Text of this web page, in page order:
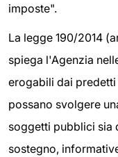
imposte".
La legge 190/2014
spiega l'Agenzia
erogabili dai
possano svolgere
soggetti pubblici sia
sostegno,